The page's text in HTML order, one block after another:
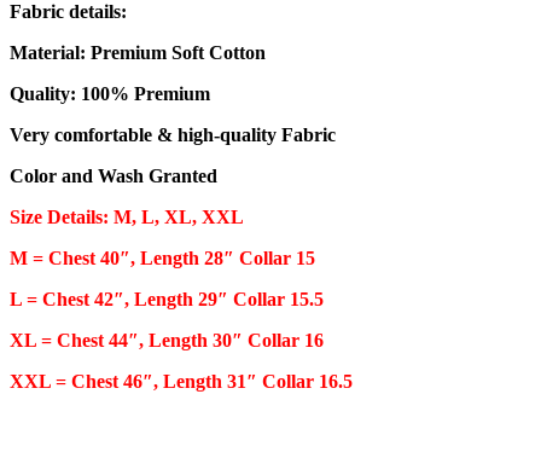
Fabric details:
Material: Premium Soft Cotton
Quality: 100% Premium
Very comfortable & high-quality Fabric
Color and Wash Granted
Size Details: M, L, XL, XXL
M = Chest 40″, Length 28″ Collar 15
L = Chest 42″, Length 29″ Collar 15.5
XL = Chest 44″, Length 30″ Collar 16
XXL = Chest 46″, Length 31″ Collar 16.5